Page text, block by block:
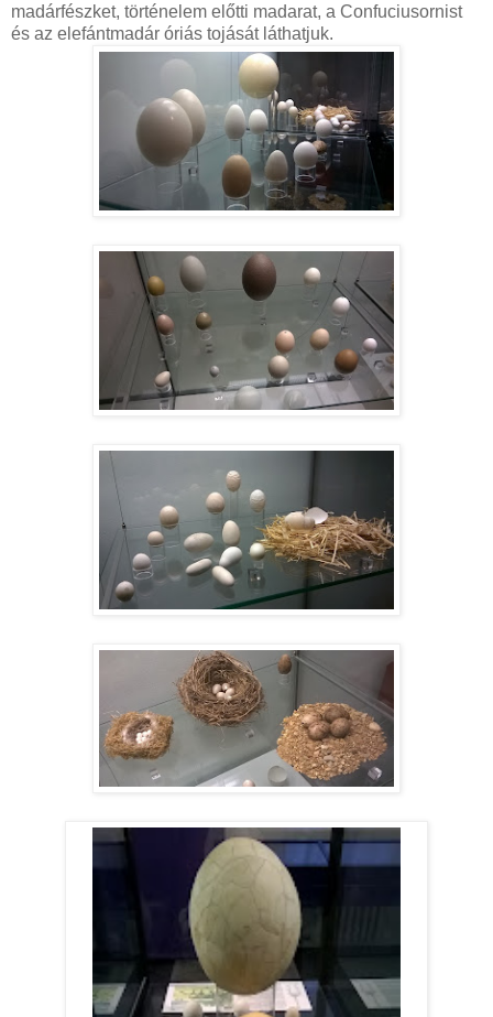
madárfészket, történelem előtti madarat, a Confuciusornist
és az elefántmadár óriás tojását láthatjuk.